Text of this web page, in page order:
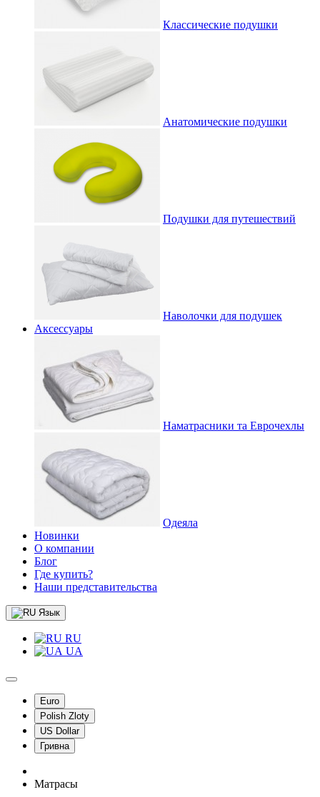
Классические подушки
Анатомические подушки
Подушки для путешествий
Наволочки для подушек
Аксессуары
Наматрасники та Еврочехлы
Одеяла
Новинки
О компании
Блог
Где купить?
Наши представительства
Язык
RU
UA
Euro
Polish Zloty
US Dollar
Гривна
Матрасы